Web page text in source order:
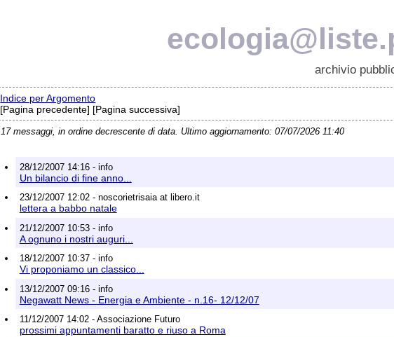
archivio
Indice per Argomento
[Pagina precedente] [Pagina successiva]
17 messaggi, in ordine decrescente di data. Ultimo aggiornamento: 07/07/2026 11:40
28/12/2007 14:16 - info
Un bilancio di fine anno...
23/12/2007 12:02 - noscorietrisaia at libero.it
lettera a babbo natale
21/12/2007 10:53 - info
A ognuno i nostri auguri...
18/12/2007 10:37 - info
Vi proponiamo un classico...
13/12/2007 09:16 - info
Negawatt News - Energia e Ambiente - n.16- 12/12/07
11/12/2007 14:02 - Associazione Futuro
prossimi appuntamenti baratto e riuso a Roma